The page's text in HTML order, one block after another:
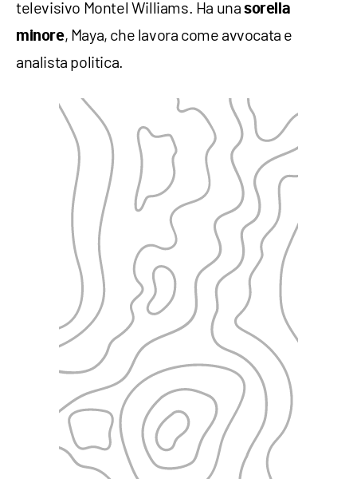
televisivo Montel Williams. Ha unasorella
minore, Maya, che lavora come avvocata e
analista politica.